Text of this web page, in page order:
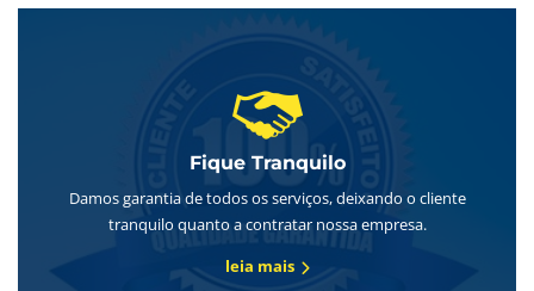
Fique Tranquilo
Damos garantia de todos os serviços, deixando o cliente
tranquilo quanto a contratar nossa empresa.
leia mais